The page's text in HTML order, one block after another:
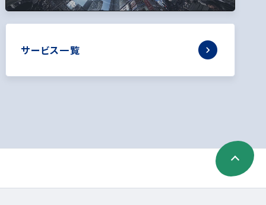
サービス一覧